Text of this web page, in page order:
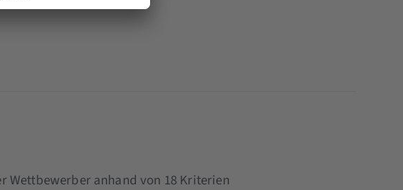
Wettbewerber anhand von 18 Kriterien